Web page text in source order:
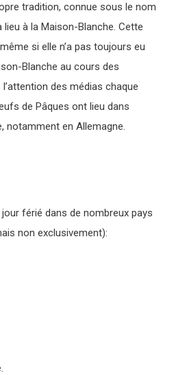
tradition, connue sous le nom
lieu à la Maison-Blanche. Cette
si elle n’a pas toujours eu
Blanche au cours des
des médias chaque
de Pâques ont lieu dans
notamment en Allemagne.
férié dans de nombreux pays
non exclusivement):